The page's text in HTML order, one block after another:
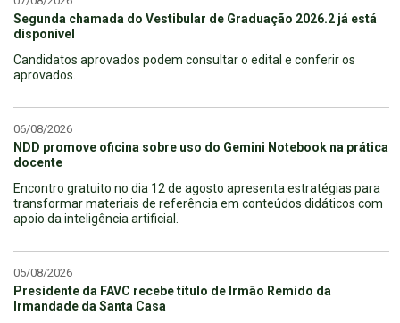
Segunda chamada do Vestibular de Graduação 2026.2 já está
disponível
Candidatos aprovados podem consultar o edital e conferir os
aprovados.
06/08/2026
NDD promove oficina sobre uso do Gemini Notebook na prática
docente
Encontro gratuito no dia 12 de agosto apresenta estratégias para
transformar materiais de referência em conteúdos didáticos com
apoio da inteligência artificial.
05/08/2026
Presidente da FAVC recebe título de Irmão Remido da
Irmandade da Santa Casa